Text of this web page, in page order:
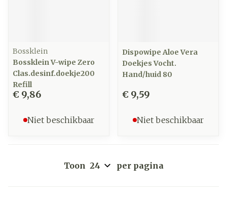
Bossklein
Bossklein V-wipe Zero
Clas.desinf.doekje200
Refill
€ 9,86
Niet beschikbaar
Dispowipe Aloe Vera
Doekjes Vocht.
Hand/huid 80
€ 9,59
Niet beschikbaar
Toon per pagina